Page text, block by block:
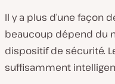
Il y a plus d’une façon
beaucoup dépend du
dispositif de sécurité.
suffisamment